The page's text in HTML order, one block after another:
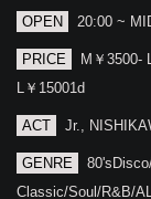
OPEN 20:00 ~
PRICE
M￥3500-
L￥15001d
ACT Jr.,
GENRE
Classic/Soul/R&B/